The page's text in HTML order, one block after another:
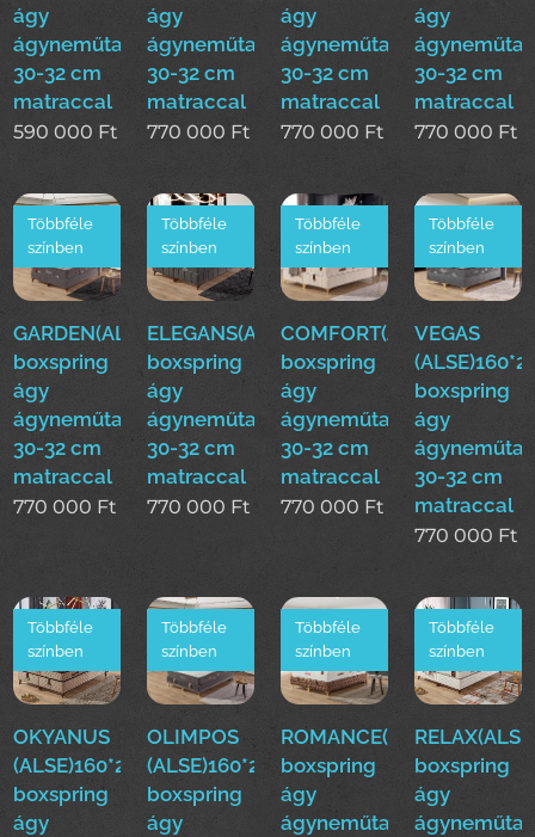
ágy
ágyneműtartóval
30-32 cm
matraccal
590 000 Ft
ágy
ágyneműtartóval
30-32 cm
matraccal
770 000 Ft
ágy
ágyneműtartóval
30-32 cm
matraccal
770 000 Ft
ágy
30-32 cm
matraccal
770 000 Ft
GARDEN(ALSE)160*200cm
boxspring
ágy
ágyneműtartóval
30-32 cm
matraccal
Többféle
színben
770 000 Ft
ELEGANS(ALSE)160*200cm
boxspring
ágy
ágyneműtartóval
30-32 cm
matraccal
Többféle
színben
770 000 Ft
boxspring
ágy
ágyneműtartóval
30-32 cm
matraccal
Többféle
színben
770 000 Ft
VEGAS
boxspring
ágy
30-32 cm
matraccal
Többféle
színben
770 000 Ft
OKYANUS
(ALSE)160*200cm
boxspring
ágy
Többféle
színben
OLIMPOS
(ALSE)160*200cm
boxspring
ágy
Többféle
színben
boxspring
ágy
ágyneműtartóval
Többféle
színben
boxspring
ágy
Többféle
színben